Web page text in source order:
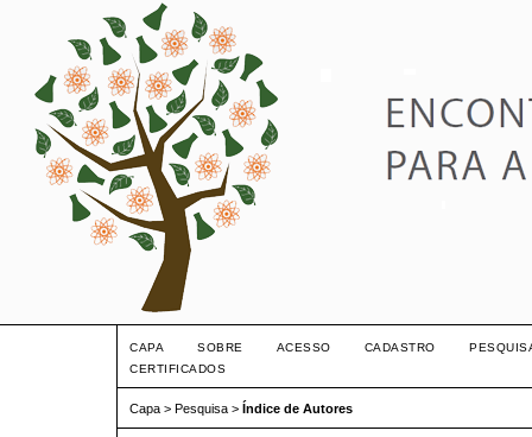
CAPA SOBRE ACESSO CADASTRO
CERTIFICADOS
Capa > Pesquisa > Índice de Autores